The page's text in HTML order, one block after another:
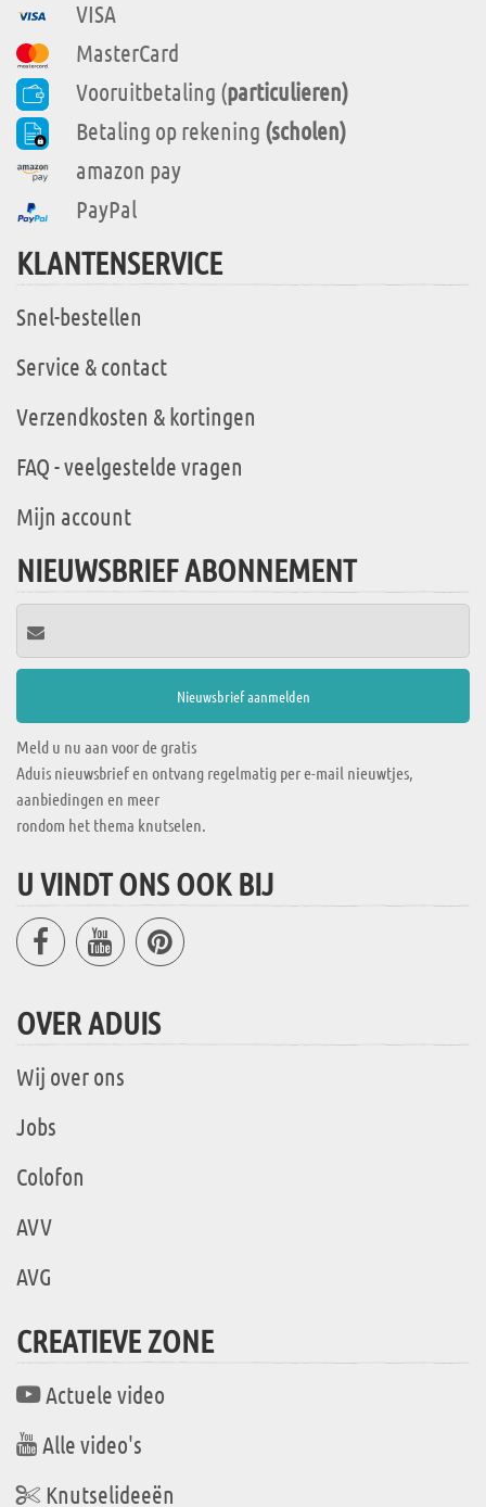
VISA
MasterCard
Vooruitbetaling (particulieren)
Betaling op rekening (scholen)
amazon pay
PayPal
KLANTENSERVICE
Snel-bestellen
Service & contact
Verzendkosten & kortingen
FAQ - veelgestelde vragen
Mijn account
NIEUWSBRIEF ABONNEMENT
Meld u nu aan voor de gratis
Aduis nieuwsbrief en ontvang regelmatig per e-mail nieuwtjes,
aanbiedingen en meer
rondom het thema knutselen.
U VINDT ONS OOK BIJ
OVER ADUIS
Wij over ons
Jobs
Colofon
AVV
AVG
CREATIEVE ZONE
Actuele video
Alle video's
Knutselideeën